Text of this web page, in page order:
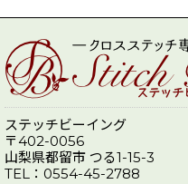
ステッチビーイング
〒402-0056
山梨県都留市 つる1-15-3
TEL：0554-45-2788